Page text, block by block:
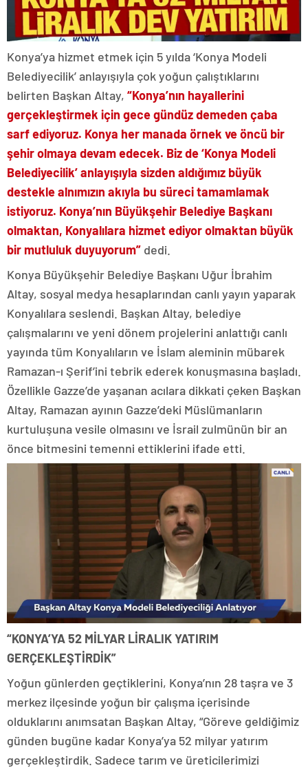
Konya’ya hizmet etmek için 5 yılda ‘Konya Modeli
Belediyecilik’ anlayışıyla çok yoğun çalıştıklarını
belirten Başkan Altay, “Konya’nın hayallerini
gerçekleştirmek için gece gündüz demeden çaba
sarf ediyoruz. Konya her manada örnek ve öncü bir
şehir olmaya devam edecek. Biz de ‘Konya Modeli
Belediyecilik’ anlayışıyla sizden aldığımız büyük
destekle alnımızın akıyla bu süreci tamamlamak
istiyoruz. Konya’nın Büyükşehir Belediye Başkanı
olmaktan, Konyalılara hizmet ediyor olmaktan büyük
bir mutluluk duyuyorum” dedi.
Konya Büyükşehir Belediye Başkanı Uğur İbrahim
Altay, sosyal medya hesaplarından canlı yayın yaparak
Konyalılara seslendi. Başkan Altay, belediye
çalışmalarını ve yeni dönem projelerini anlattığı canlı
yayında tüm Konyalıların ve İslam aleminin mübarek
Ramazan-ı Şerif’ini tebrik ederek konuşmasına başladı.
Özellikle Gazze’de yaşanan acılara dikkati çeken Başkan
Altay, Ramazan ayının Gazze’deki Müslümanların
kurtuluşuna vesile olmasını ve İsrail zulmünün bir an
önce bitmesini temenni ettiklerini ifade etti.
“KONYA’YA 52 MİLYAR LİRALIK YATIRIM
GERÇEKLEŞTİRDİK”
Yoğun günlerden geçtiklerini, Konya’nın 28 taşra ve 3
merkez ilçesinde yoğun bir çalışma içerisinde
olduklarını anımsatan Başkan Altay, “Göreve geldiğimiz
günden bugüne kadar Konya’ya 52 milyar yatırım
gerçekleştirdik. Sadece tarım ve üreticilerimizi